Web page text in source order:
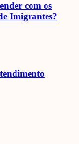
com os
Imigrantes?